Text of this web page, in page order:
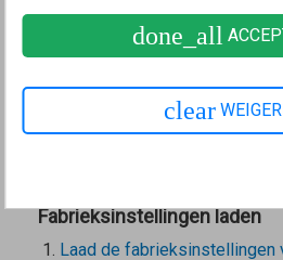
toegestane gelijktijdige
5 Instellingen van de
Back-up van de instellingen
Fabrieksinstellingen laden
Laad de fabrieksinstellingen
done_all
clear